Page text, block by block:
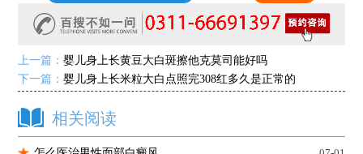
上一篇：婴儿身上长黄豆大白斑擦他克莫司能好吗
下一篇：婴儿身上长米粒大白点照完308红多久是正常的
相关阅读